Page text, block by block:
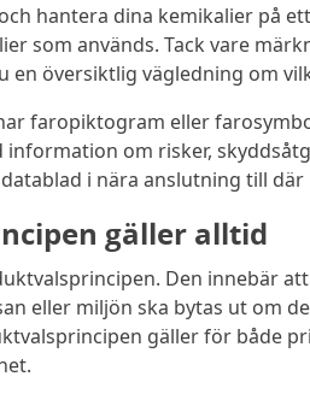
hantera dina kemikalier på
som används. Tack vare
en översiktlig vägledning om
faropiktogram eller
om risker,
i nära anslutning till
gäller alltid
Den innebär
eller miljön ska bytas ut om
gäller för både